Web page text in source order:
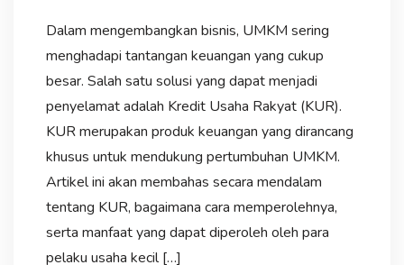
Dalam mengembangkan bisnis, UMKM sering
menghadapi tantangan keuangan yang cukup
besar. Salah satu solusi yang dapat menjadi
penyelamat adalah Kredit Usaha Rakyat (KUR).
KUR merupakan produk keuangan yang dirancang
khusus untuk mendukung pertumbuhan UMKM.
Artikel ini akan membahas secara mendalam
tentang KUR, bagaimana cara memperolehnya,
serta manfaat yang dapat diperoleh oleh para
pelaku usaha kecil […]